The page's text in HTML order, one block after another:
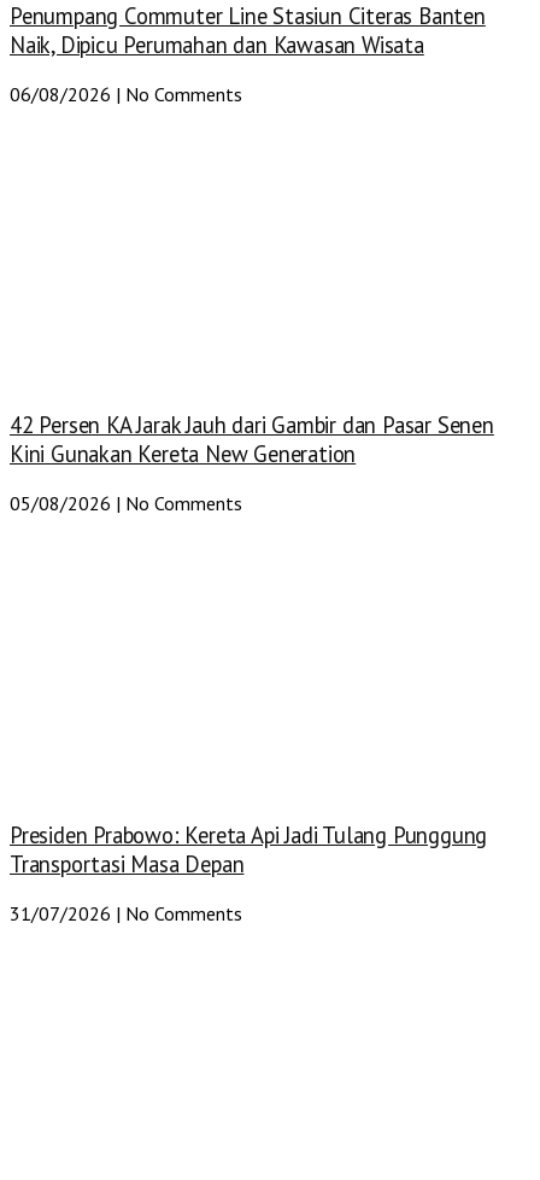
Penumpang Commuter Line Stasiun Citeras Banten
Naik, Dipicu Perumahan dan Kawasan Wisata
06/08/2026 No Comments
42 Persen KA Jarak Jauh dari Gambir dan Pasar Senen
Kini Gunakan Kereta New Generation
05/08/2026 No Comments
Presiden Prabowo: Kereta Api Jadi Tulang Punggung
Transportasi Masa Depan
31/07/2026 No Comments